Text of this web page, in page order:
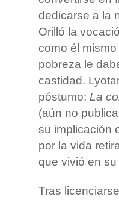
dedicarse a la
Orilló la
como él
pobreza le
castidad.
póstumo: La
(aún no
su implicación
por la vida
que vivió en
Tras